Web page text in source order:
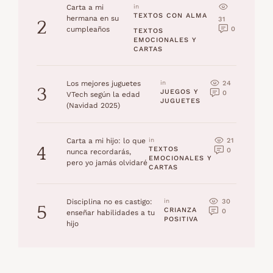
2
Carta a mi
hermana en su
cumpleaños
in
TEXTOS CON ALMA
TEXTOS
EMOCIONALES Y
CARTAS
31
0
3
Los mejores juguetes
VTech según la edad
(Navidad 2025)
in
JUEGOS Y
JUGUETES
24
0
4
Carta a mi hijo: lo que
nunca recordarás,
pero yo jamás olvidaré
in
TEXTOS
EMOCIONALES Y
CARTAS
21
0
5
Disciplina no es castigo:
enseñar habilidades a tu
hijo
in
CRIANZA
POSITIVA
30
0